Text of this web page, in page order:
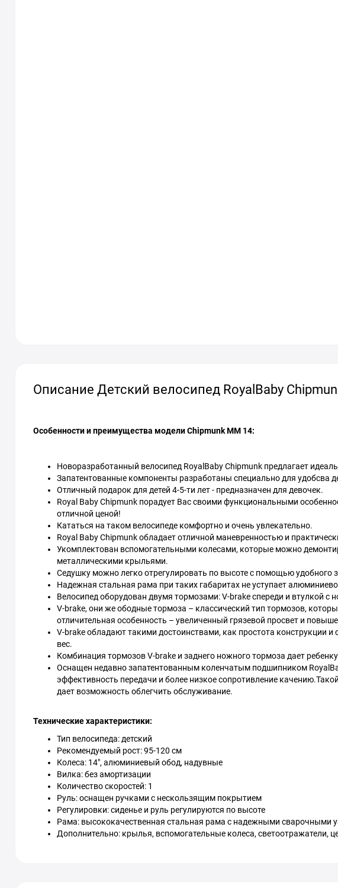
Описание Детский велосипед RoyalBaby
Особенности и преимущества модели Chipmunk MM 14:
Новоразработанный велосипед RoyalBaby Chipmunk предлагает
Запатентованные компоненты разработаны специально для удобсва
Отличный подарок для детей 4-5-ти лет - предназначен для девочек.
Royal Baby Chipmunk порадует Вас своими функциональными
отличной ценой!
Кататься на таком велосипеде комфортно и очень увлекательно.
Royal Baby Chipmunk обладает отличной маневренностью и
Укомплектован вспомогательными колесами, которые можно
металлическими крыльями.
Седушку можно легко отрегулировать по высоте с помощью удобного
Надежная стальная рама при таких габаритах не уступает
Велосипед оборудован двумя тормозами: V-brake спереди и втулкой
V-brake, они же ободные тормоза – классический тип тормозов,
отличительная особенность – увеличенный грязевой просвет и
V-brake обладают такими достоинствами, как простота конструкции
вес.
Комбинация тормозов V-brake и заднего ножного тормоза дает
Оснащен недавно запатентованным коленчатым подшипником
эффективность передачи и более низкое сопротивление
дает возможность облегчить обслуживание.
Технические характеристики:
Тип велосипеда: детский
Рекомендуемый рост: 95-120 см
Колеса: 14", алюминиевый обод, надувные
Вилка: без амортизации
Количество скоростей: 1
Руль: оснащен ручками с нескользящим покрытием
Регулировки: сиденье и руль регулируются по высоте
Рама: высококачественная стальная рама с надежными сварочными
Дополнительно: крылья, вспомогательные колеса, светоотражатели,